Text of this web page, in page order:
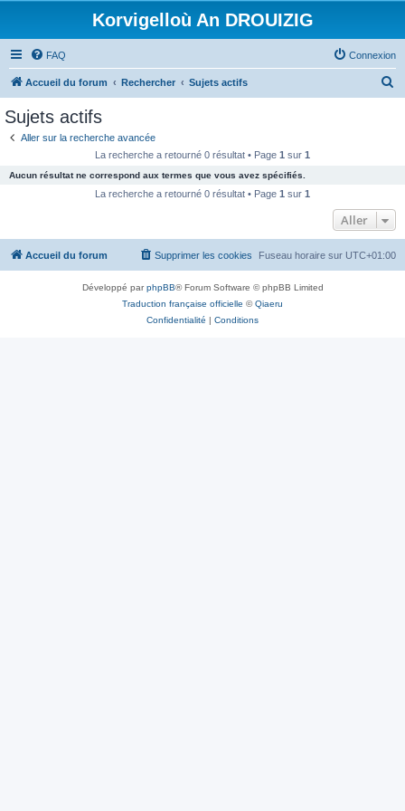
Korvigelloù An DROUIZIG
FAQ Connexion
Accueil du forum Rechercher Sujets actifs
c
e
Sujets actifs
Aller sur la recherche avancée
La recherche a retourné 0 résultat • Page 1 sur 1
Aucun résultat ne correspond aux termes que vous avez spécifiés.
La recherche a retourné 0 résultat • Page 1 sur 1
Aller
Accueil du forum Fuseau horaire sur UTC+01:00
Supprimer les cookies
Développé parphpBB® Forum Software © phpBB Limited
Traduction française officielle ©Qiaeru
Confidentialité | Conditions